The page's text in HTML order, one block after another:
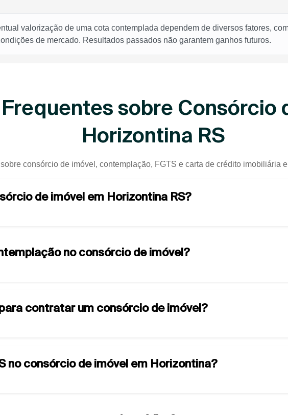
valorização de uma cota contemplada dependem de diversos fatores,
de mercado. Resultados passados não garantem ganhos futuros.
sobre Consórcio
Horizontina RS
consórcio de imóvel, contemplação, FGTS e carta de crédito imobiliária
de imóvel em Horizontina RS?
no consórcio de imóvel?
contratar um consórcio de imóvel?
no consórcio de imóvel em Horizontina?